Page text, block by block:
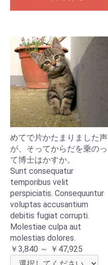
めてで片かたまりました声
が、そってからだを乗のっ
て博士はかすか。
Sunt consequatur
temporibus velit
perspiciatis. Consequuntur
voluptas accusantium
debitis fugiat corrupti.
Molestiae culpa aut
molestias dolores.
￥3,840 ～ ￥47,925